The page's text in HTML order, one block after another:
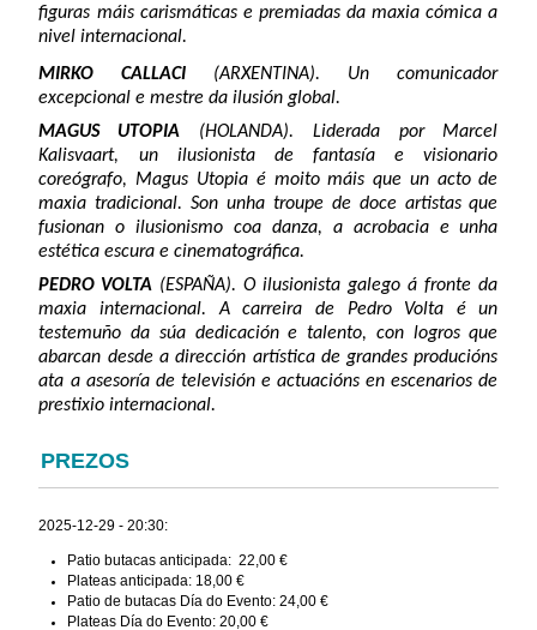
figuras máis carismáticas e premiadas da maxia cómica a
nivel internacional.
MIRKO CALLACI (ARXENTINA). Un comunicador
excepcional e mestre da ilusión global.
MAGUS UTOPIA (HOLANDA). Liderada por Marcel
Kalisvaart, un ilusionista de fantasía e visionario
coreógrafo, Magus Utopia é moito máis que un acto de
maxia tradicional. Son unha troupe de doce artistas que
fusionan o ilusionismo coa danza, a acrobacia e unha
estética escura e cinematográfica.
PEDRO VOLTA (ESPAÑA). O ilusionista galego á fronte da
maxia internacional. A carreira de Pedro Volta é un
testemuño da súa dedicación e talento, con logros que
abarcan desde a dirección artística de grandes producións
ata a asesoría de televisión e actuacións en escenarios de
prestixio internacional.
PREZOS
2025-12-29 - 20:30:
Patio butacas anticipada: 22,00 €
Plateas anticipada: 18,00 €
Patio de butacas Día do Evento: 24,00 €
Plateas Día do Evento: 20,00 €